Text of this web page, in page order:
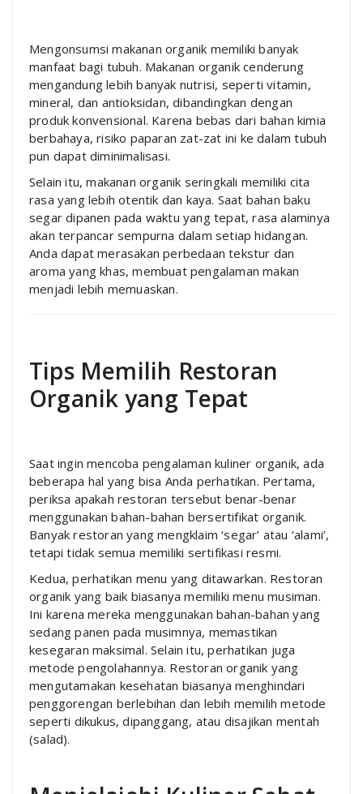
Mengonsumsi makanan organik memiliki banyak
manfaat bagi tubuh. Makanan organik cenderung
mengandung lebih banyak nutrisi, seperti vitamin,
mineral, dan antioksidan, dibandingkan dengan
produk konvensional. Karena bebas dari bahan kimia
berbahaya, risiko paparan zat-zat ini ke dalam tubuh
pun dapat diminimalisasi.
Selain itu, makanan organik seringkali memiliki cita
rasa yang lebih otentik dan kaya. Saat bahan baku
segar dipanen pada waktu yang tepat, rasa alaminya
akan terpancar sempurna dalam setiap hidangan.
Anda dapat merasakan perbedaan tekstur dan
aroma yang khas, membuat pengalaman makan
menjadi lebih memuaskan.
Tips Memilih Restoran
Organik yang Tepat
Saat ingin mencoba pengalaman kuliner organik, ada
beberapa hal yang bisa Anda perhatikan. Pertama,
periksa apakah restoran tersebut benar-benar
menggunakan bahan-bahan bersertifikat organik.
Banyak restoran yang mengklaim ‘segar’ atau ‘alami’,
tetapi tidak semua memiliki sertifikasi resmi.
Kedua, perhatikan menu yang ditawarkan. Restoran
organik yang baik biasanya memiliki menu musiman.
Ini karena mereka menggunakan bahan-bahan yang
sedang panen pada musimnya, memastikan
kesegaran maksimal. Selain itu, perhatikan juga
metode pengolahannya. Restoran organik yang
mengutamakan kesehatan biasanya menghindari
penggorengan berlebihan dan lebih memilih metode
seperti dikukus, dipanggang, atau disajikan mentah
(salad).